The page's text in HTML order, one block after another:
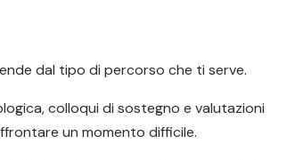
dal tipo di percorso che ti serve.
colloqui di sostegno e valutazioni
un momento difficile.